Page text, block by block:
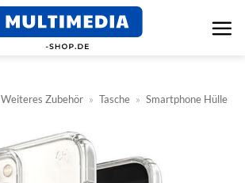
Weiteres Zubehör » Tasche » Smartphone Hülle